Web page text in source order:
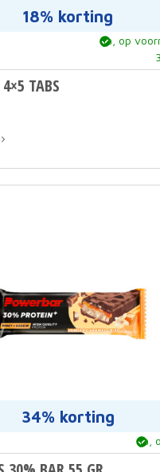
18% korting
ja, op
4×5 TABS
34% korting
ja,